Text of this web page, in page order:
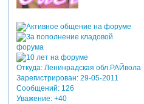
Откуда:Ленинрадская обл.РАЙвола
Зарегистрирован: 29-05-2011
Сообщений:126
Уважение: +40